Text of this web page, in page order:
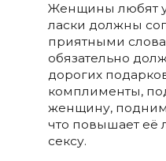
Женщины любят
ласки должны
приятными
обязательно
дорогих
комплименты,
женщину,
что повышает её
сексу.